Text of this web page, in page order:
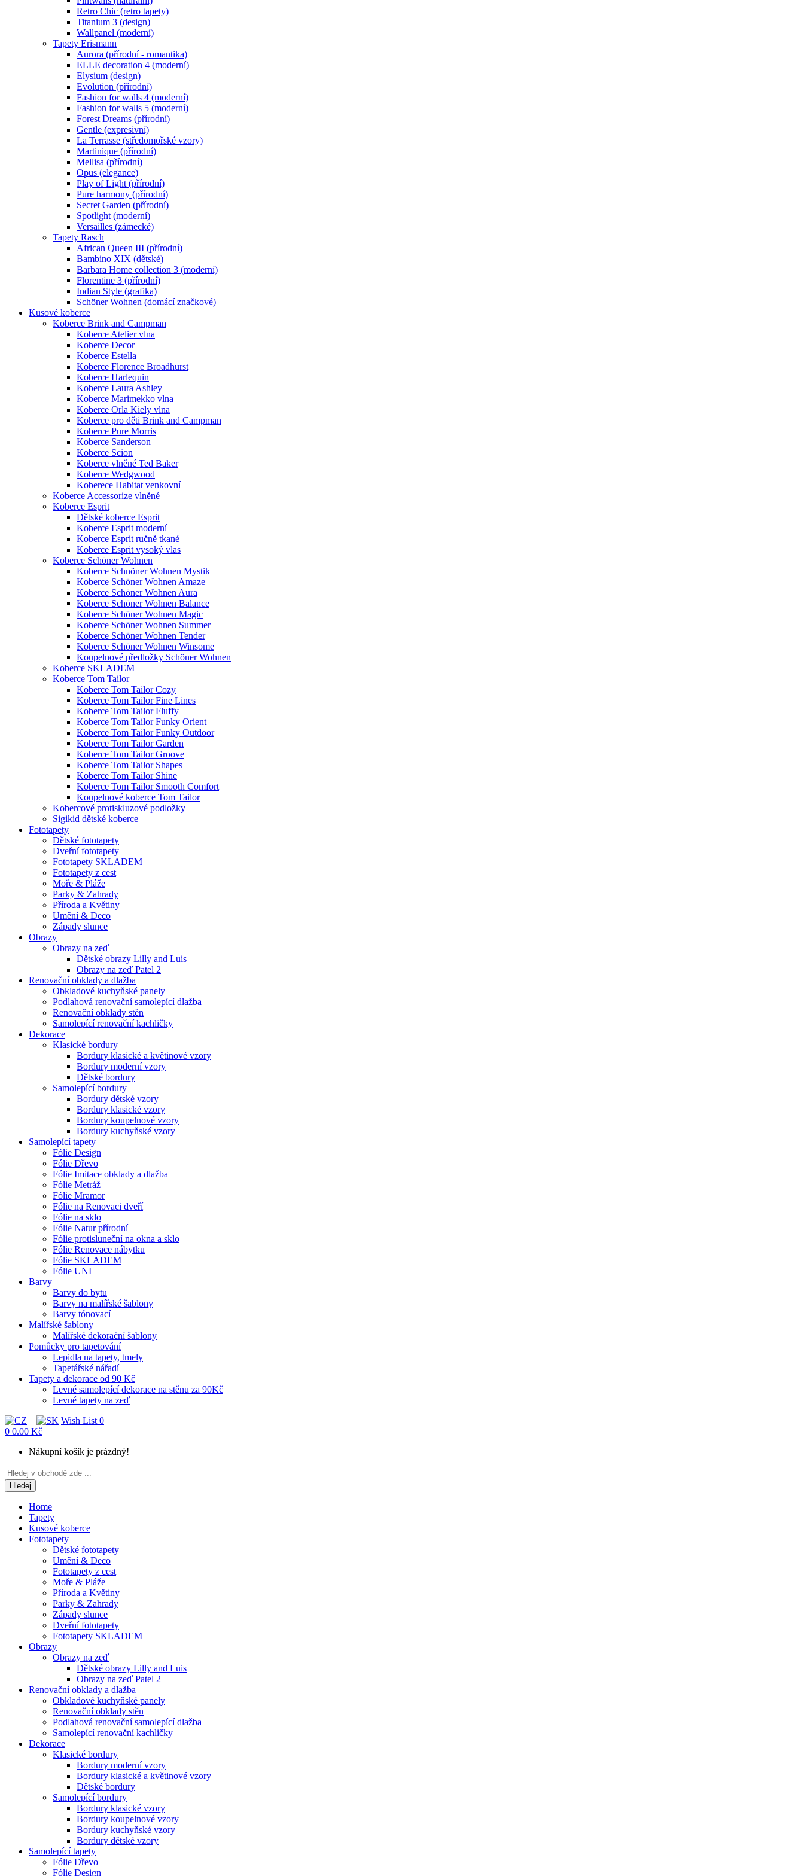
Retro Chic (retro tapety)
Titanium 3 (design)
Wallpanel (moderní)
Tapety Erismann
Aurora (přírodní - romantika)
ELLE decoration 4 (moderní)
Elysium (design)
Evolution (přírodní)
Fashion for walls 4 (moderní)
Fashion for walls 5 (moderní)
Forest Dreams (přírodní)
Gentle (expresivní)
La Terrasse (středomořské vzory)
Martinique (přírodní)
Mellisa (přírodní)
Opus (elegance)
Play of Light (přírodní)
Pure harmony (přírodní)
Secret Garden (přírodní)
Spotlight (moderní)
Versailles (zámecké)
Tapety Rasch
African Queen III (přírodní)
Bambino XIX (dětské)
Barbara Home collection 3 (moderní)
Florentine 3 (přírodní)
Indian Style (grafika)
Schöner Wohnen (domácí značkové)
Kusové koberce
Koberce Brink and Campman
Koberce Atelier vlna
Koberce Decor
Koberce Estella
Koberce Florence Broadhurst
Koberce Harlequin
Koberce Laura Ashley
Koberce Marimekko vlna
Koberce Orla Kiely vlna
Koberce pro děti Brink and Campman
Koberce Pure Morris
Koberce Sanderson
Koberce Scion
Koberce vlněné Ted Baker
Koberce Wedgwood
Koberece Habitat venkovní
Koberce Accessorize vlněné
Koberce Esprit
Dětské koberce Esprit
Koberce Esprit moderní
Koberce Esprit ručně tkané
Koberce Esprit vysoký vlas
Koberce Schöner Wohnen
Koberce Schnöner Wohnen Mystik
Koberce Schöner Wohnen Amaze
Koberce Schöner Wohnen Aura
Koberce Schöner Wohnen Balance
Koberce Schöner Wohnen Magic
Koberce Schöner Wohnen Summer
Koberce Schöner Wohnen Tender
Koberce Schöner Wohnen Winsome
Koupelnové předložky Schöner Wohnen
Koberce SKLADEM
Koberce Tom Tailor
Koberce Tom Tailor Cozy
Koberce Tom Tailor Fine Lines
Koberce Tom Tailor Fluffy
Koberce Tom Tailor Funky Orient
Koberce Tom Tailor Funky Outdoor
Koberce Tom Tailor Garden
Koberce Tom Tailor Groove
Koberce Tom Tailor Shapes
Koberce Tom Tailor Shine
Koberce Tom Tailor Smooth Comfort
Koupelnové koberce Tom Tailor
Kobercové protiskluzové podložky
Sigikid dětské koberce
Fototapety
Dětské fototapety
Dveřní fototapety
Fototapety SKLADEM
Fototapety z cest
Moře & Pláže
Parky & Zahrady
Příroda a Květiny
Umění & Deco
Západy slunce
Obrazy
Obrazy na zeď
Dětské obrazy Lilly and Luis
Obrazy na zeď Patel 2
Renovační obklady a dlažba
Obkladové kuchyňské panely
Podlahová renovační samolepící dlažba
Renovační obklady stěn
Samolepící renovační kachličky
Dekorace
Klasické bordury
Bordury klasické a květinové vzory
Bordury moderní vzory
Dětské bordury
Samolepící bordury
Bordury dětské vzory
Bordury klasické vzory
Bordury koupelnové vzory
Bordury kuchyňské vzory
Samolepící tapety
Fólie Design
Fólie Dřevo
Fólie Imitace obklady a dlažba
Fólie Metráž
Fólie Mramor
Fólie na Renovaci dveří
Fólie na sklo
Fólie Natur přírodní
Fólie protisluneční na okna a sklo
Fólie Renovace nábytku
Fólie SKLADEM
Fólie UNI
Barvy
Barvy do bytu
Barvy na malířské šablony
Barvy tónovací
Malířské šablony
Malířské dekorační šablony
Pomůcky pro tapetování
Lepidla na tapety, tmely
Tapetářské nářadí
Tapety a dekorace od 90 Kč
Levné samolepící dekorace na stěnu za 90Kč
Levné tapety na zeď
Wish List 0
0 0.00 Kč
Nákupní košík je prázdný!
Hledej
Home
Tapety
Kusové koberce
Fototapety
Dětské fototapety
Umění & Deco
Fototapety z cest
Moře & Pláže
Příroda a Květiny
Parky & Zahrady
Západy slunce
Dveřní fototapety
Fototapety SKLADEM
Obrazy
Obrazy na zeď
Dětské obrazy Lilly and Luis
Obrazy na zeď Patel 2
Renovační obklady a dlažba
Obkladové kuchyňské panely
Renovační obklady stěn
Podlahová renovační samolepící dlažba
Samolepící renovační kachličky
Dekorace
Klasické bordury
Bordury moderní vzory
Bordury klasické a květinové vzory
Dětské bordury
Samolepící bordury
Bordury klasické vzory
Bordury koupelnové vzory
Bordury kuchyňské vzory
Bordury dětské vzory
Samolepící tapety
Fólie Dřevo
Fólie Design